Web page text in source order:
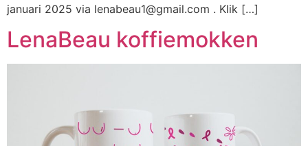
januari 2025 via lenabeau1@gmail.com . Klik […]
LenaBeau koffiemokken